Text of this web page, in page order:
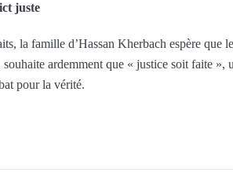
juste
la famille d’Hassan Kherbach espère que
ardemment que « justice soit faite
pour la vérité.